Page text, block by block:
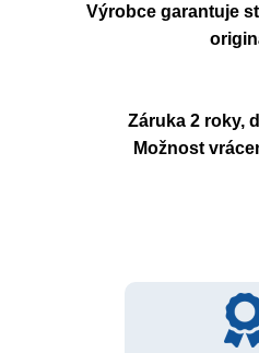
Výrobce garantuje
Záruka 2 roky,
Možnost